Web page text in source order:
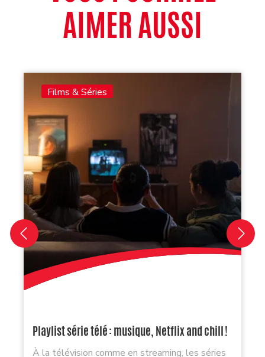
AIMER AUSSI
Films & Séries
Playlist série télé : musique, Netflix and chill !
À la télévision comme en streaming, les séries